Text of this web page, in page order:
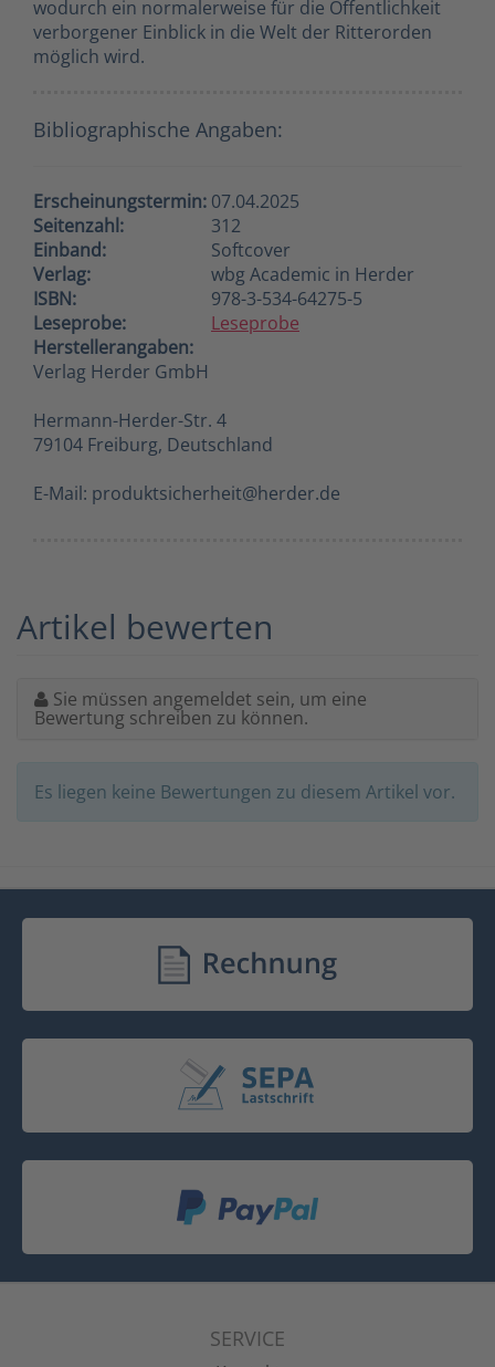
wodurch ein normalerweise für die Öffentlichkeit
verborgener Einblick in die Welt der Ritterorden
möglich wird.
Bibliographische Angaben:
Erscheinungstermin: 07.04.2025
Seitenzahl:
312
Einband:
Softcover
Verlag:
wbg Academic in Herder
ISBN:
978-3-534-64275-5
Leseprobe:
Leseprobe
Herstellerangaben:
Verlag Herder GmbH
Hermann-Herder-Str. 4
79104 Freiburg, Deutschland
E-Mail: produktsicherheit@herder.de
Artikel bewerten
Sie müssen angemeldet sein, um eine
Bewertung schreiben zu können.
Es liegen keine Bewertungen zu diesem Artikel vor.
SERVICE